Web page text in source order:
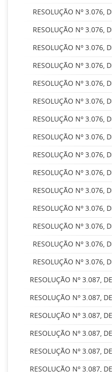
RESOLUÇÃO Nº 3.076,
RESOLUÇÃO Nº 3.076,
RESOLUÇÃO Nº 3.076,
RESOLUÇÃO Nº 3.076,
RESOLUÇÃO Nº 3.076,
RESOLUÇÃO Nº 3.076,
RESOLUÇÃO Nº 3.076,
RESOLUÇÃO Nº 3.076,
RESOLUÇÃO Nº 3.076,
RESOLUÇÃO Nº 3.076,
RESOLUÇÃO Nº 3.076,
RESOLUÇÃO Nº 3.076,
RESOLUÇÃO Nº 3.076,
RESOLUÇÃO Nº 3.076,
RESOLUÇÃO Nº 3.076,
RESOLUÇÃO Nº 3.087,
RESOLUÇÃO Nº 3.087,
RESOLUÇÃO Nº 3.087,
RESOLUÇÃO Nº 3.087,
RESOLUÇÃO Nº 3.087,
RESOLUÇÃO Nº 3.087,